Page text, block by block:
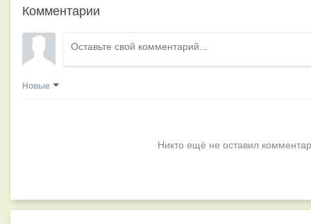
Комментарии
Новые
Никто ещё не оставил